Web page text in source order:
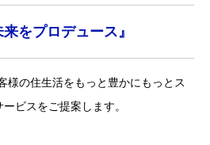
来をプロデュース』
様の住生活をもっと豊かにもっとス
ビスをご提案します。